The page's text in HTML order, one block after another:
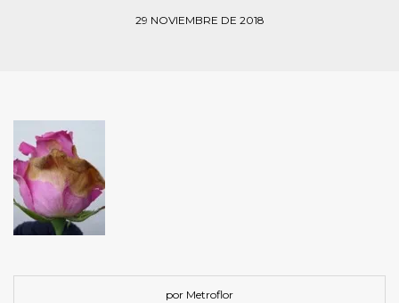
29 NOVIEMBRE DE 2018
por Metroflor